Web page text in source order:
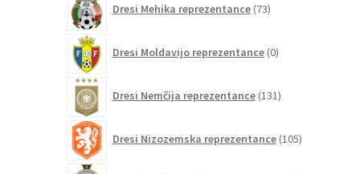
Dresi Mehika reprezentance 73izdelkov
Dresi Moldavijo reprezentance 0izdelkov
Dresi Nemčija reprezentance 131izdelkov
Dresi Nizozemska reprezentance 105izdelkov